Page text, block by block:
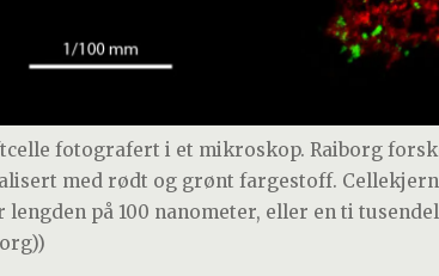
fotografert i et mikroskop. Raiborg
med rødt og grønt fargestoff.
lengden på 100 nanometer, eller en ti